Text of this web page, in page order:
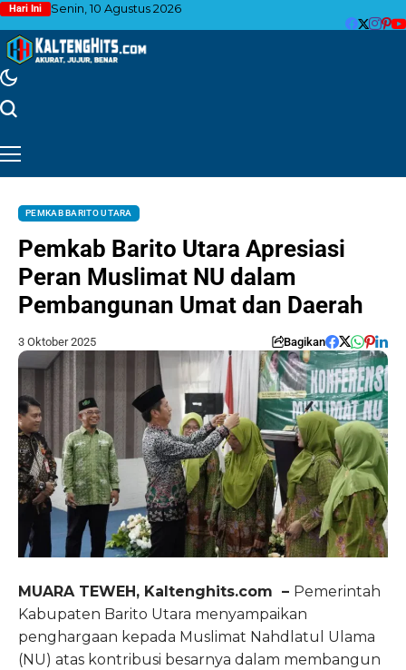
Hari Ini Senin, 10 Agustus 2026
PEMKAB BARITO UTARA
Pemkab Barito Utara Apresiasi
Peran Muslimat NU dalam
Pembangunan Umat dan Daerah
3 Oktober 2025 Bagikan
MUARA TEWEH, Kaltenghits.com – Pemerintah
Kabupaten Barito Utara menyampaikan
penghargaan kepada Muslimat Nahdlatul Ulama
(NU) atas kontribusi besarnya dalam membangun